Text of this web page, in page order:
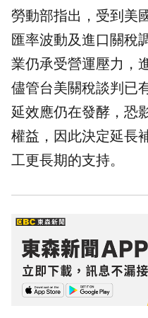
勞動部指出，受到美
匯率波動及進口關稅
業仍承受營運壓力，
儘管台美關稅談判已
延效應仍在發酵，恐
權益，因此決定延長
工更長期的支持。